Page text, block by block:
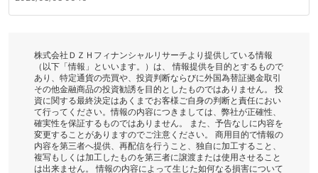
株式会社ＤＺＨフィナンシャルリサーチより提供している情報
（以下「情報」といいます。）は、 情報提供を目的とするもので
あり、特定通貨の売買や、投資判断ならびに外国為替証拠金取引
その他金融商品の投資勧誘を目的としたものではありません。 投
資に関する最終決定はあくまでお客様ご自身の判断と責任におい
て行ってください。情報の内容につきましては、弊社が正確性、
確実性を保証するものではありません。 また、予告なしに内容を
変更することがありますのでご注意ください。 商用目的で情報の
内容を第三者へ提供、再配信を行うこと、独自に加工すること、
複写もしくは加工したものを第三者に譲渡または使用させること
は出来ません。 情報の内容によって生じた如何なる損害について